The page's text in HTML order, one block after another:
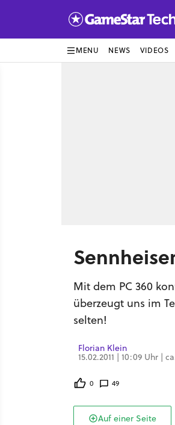
MENU NEWS VIDEOS
Mit dem PC 360
überzeugt uns im
selten!
Florian Klein
15.02.2011 | 10:09 Uhr |
0 49
Auf einer Seite